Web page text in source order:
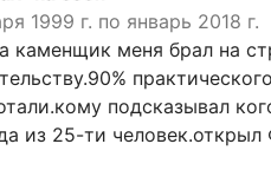
1999 г. по январь 2018 г.
каменщик меня брал на
подсказывал
из 25-ти